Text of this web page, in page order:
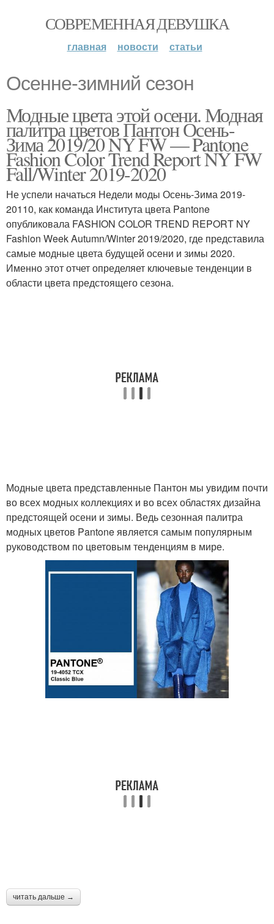
СОВРЕМЕННАЯ ДЕВУШКА
главная новости статьи
Осенне-зимний сезон
Модные цвета этой осени. Модная
палитра цветов Пантон Осень-
Зима 2019/20 NY FW — Pantone
Fashion Color Trend Report NY FW
Fall/Winter 2019-2020
Не успели начаться Недели моды Осень-Зима 2019-
20110, как команда Института цвета Pantone
опубликовала FASHION COLOR TREND REPORT NY
Fashion Week Autumn/Winter 2019/2020, где представила
самые модные цвета будущей осени и зимы 2020.
Именно этот отчет определяет ключевые тенденции в
области цвета предстоящего сезона.
Модные цвета представленные Пантон мы увидим почти
во всех модных коллекциях и во всех областях дизайна
предстоящей осени и зимы. Ведь сезонная палитра
модных цветов Pantone является самым популярным
руководством по цветовым тенденциям в мире.
читать дальше →